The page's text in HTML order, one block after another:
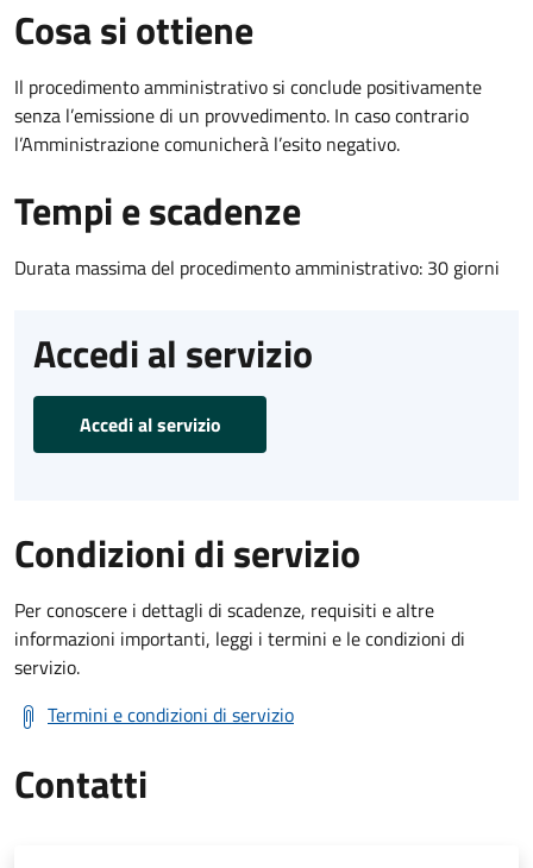
Cosa si ottiene
Il procedimento amministrativo si conclude positivamente
senza l’emissione di un provvedimento. In caso contrario
l’Amministrazione comunicherà l’esito negativo.
Tempi e scadenze
Durata massima del procedimento amministrativo: 30 giorni
Accedi al servizio
Accedi al servizio
Condizioni di servizio
Per conoscere i dettagli di scadenze, requisiti e altre
informazioni importanti, leggi i termini e le condizioni di
servizio.
Termini e condizioni di servizio
Contatti